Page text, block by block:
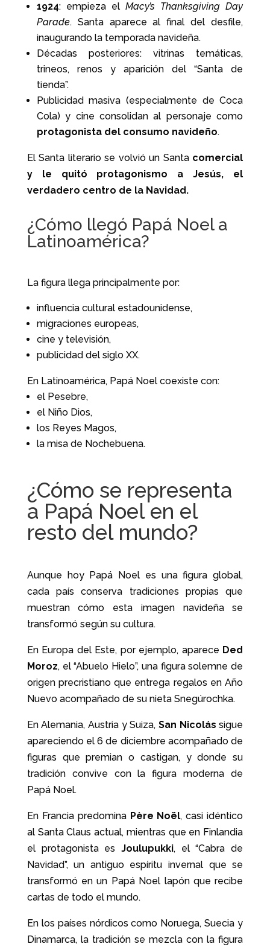
1924: empieza elMacy’s Thanksgiving Day
Parade. Santa aparece al final del desfile,
inaugurando la temporada navideña.
Décadas posteriores: vitrinas temáticas,
trineos, renos y aparición del “Santa de
tienda”.
Publicidad masiva (especialmente de Coca
Cola) y cine consolidan al personaje como
protagonista del consumo navideño.
El Santa literario se volvió un Santa comercial
y le quitó protagonismo a Jesús, el
verdadero centro de la Navidad.
¿Cómo llegó Papá Noel a
Latinoamérica?
La figura llega principalmente por:
influencia cultural estadounidense,
migraciones europeas,
cine y televisión,
publicidad del siglo XX.
En Latinoamérica, Papá Noel coexiste con:
el Pesebre,
el Niño Dios,
los Reyes Magos,
la misa de Nochebuena.
¿Cómo se representa
a Papá Noel en el
resto del mundo?
Aunque hoy Papá Noel es una figura global,
cada país conserva tradiciones propias que
muestran cómo esta imagen navideña se
transformó según su cultura.
En Europa del Este, por ejemplo, aparece Ded
Moroz, el “Abuelo Hielo”, una figura solemne de
origen precristiano que entrega regalos en Año
Nuevo acompañado de su nieta Snegúrochka.
En Alemania, Austria y Suiza, San Nicolás sigue
apareciendo el 6 de diciembre acompañado de
figuras que premian o castigan, y donde su
tradición convive con la figura moderna de
Papá Noel.
En Francia predomina Père Noël, casi idéntico
al Santa Claus actual, mientras que en Finlandia
el protagonista es Joulupukki, el “Cabra de
Navidad”, un antiguo espíritu invernal que se
transformó en un Papá Noel lapón que recibe
cartas de todo el mundo.
En los países nórdicos como Noruega, Suecia y
Dinamarca, la tradición se mezcla con la figura